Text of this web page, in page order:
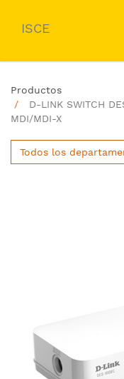
ISCE
Productos
D-LINK SWITCH
MDI/MDI-X
Todos los